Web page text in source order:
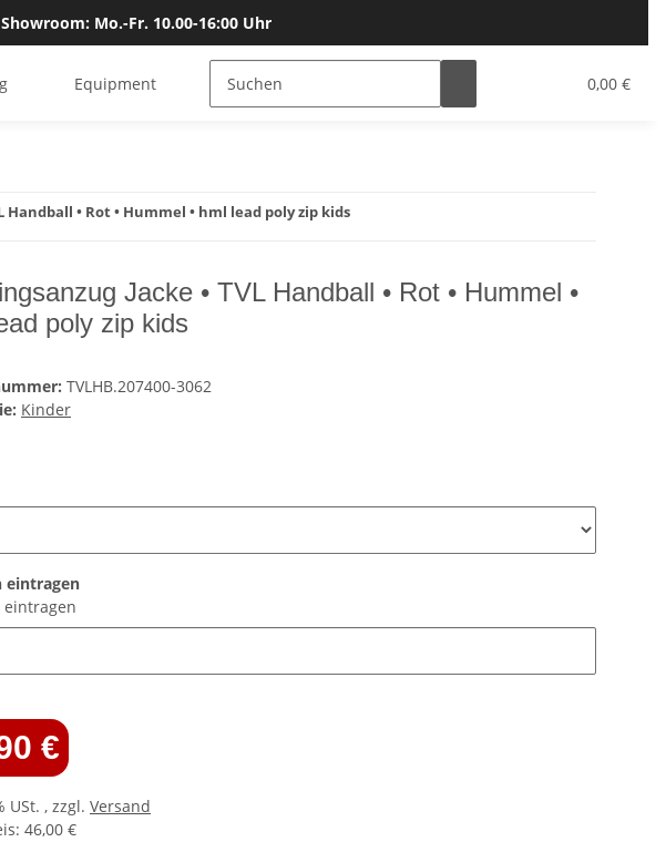
Showroom: Mo.-Fr. 10.00-16:00 Uhr
0,00 €
Equipment Bälle Gutscheine
Handball • Rot • Hummel • hml lead poly zip kids
Jacke • TVL Handball • Rot • Hummel •
poly zip kids
TVLHB.207400-3062
Kinder
eintragen
€
USt. , zzgl. Versand
46,00 €